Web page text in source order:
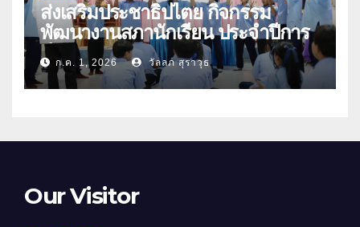
ส่งเสริมประชาธิปไตย กิจกรรม
พัฒนางานสภานักเรียน ประจำปีการ
ศึกษา 2569
ก.ค. 1, 2026 วัลลภ สุราวุธ
Our Visitor